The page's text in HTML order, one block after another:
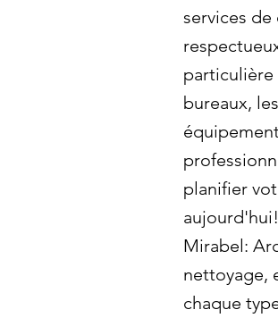
services
particulière
bureaux,
planifier
Mirabel:
nettoyage,
chaque